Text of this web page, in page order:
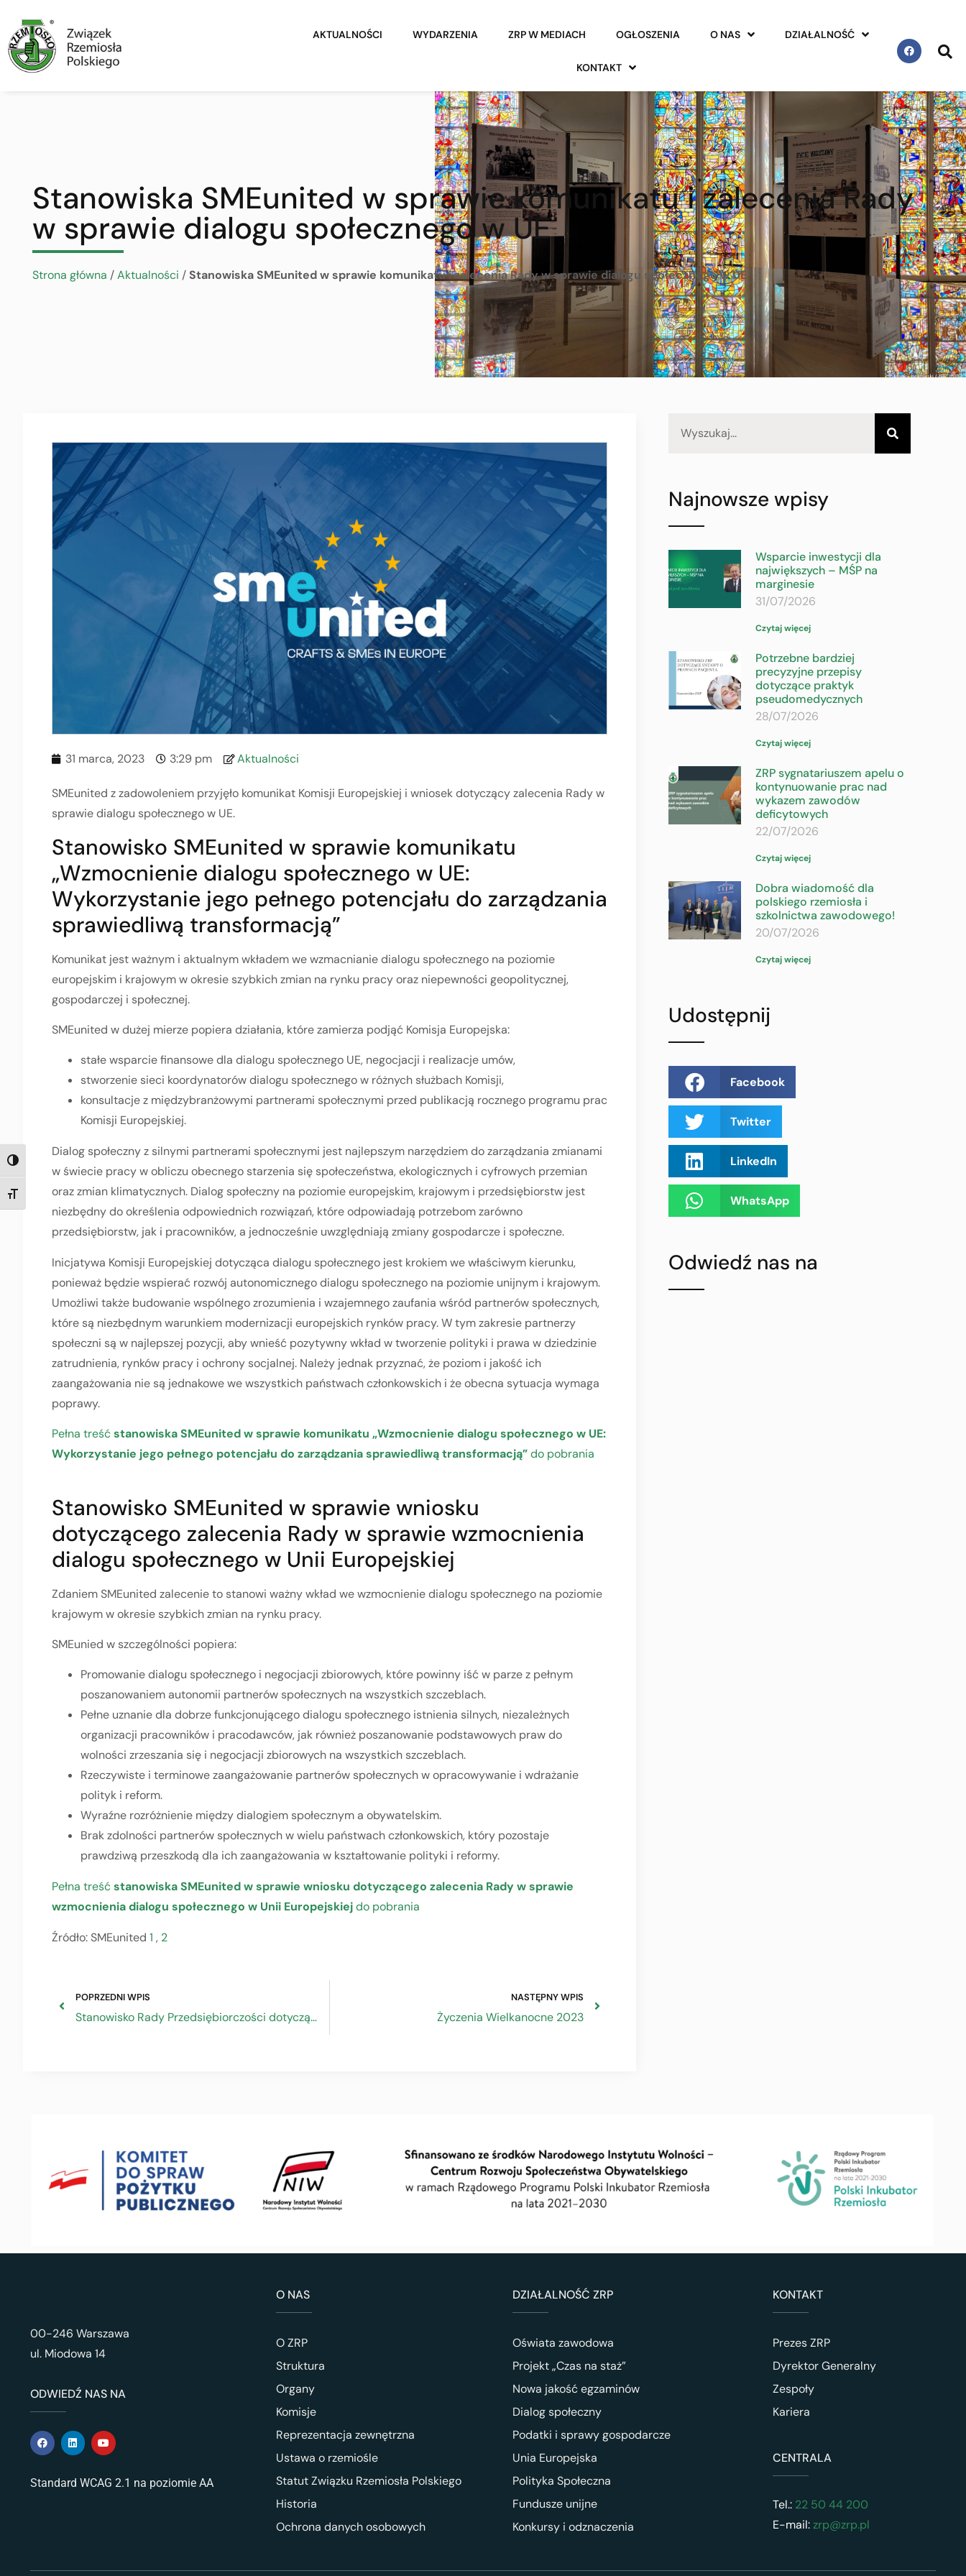
TOGGLE HIGH CONTRAST
TOGGLE FONT SIZE
AKTUALNOŚCI WYDARZENIA ZRP W MEDIACH OGŁOSZENIA O NAS DZIAŁALNOŚĆ
KONTAKT
Stanowiska SMEunited w sprawie komunikatu i zalecenia Rady
w sprawie dialogu społecznego w UE
Strona główna /Aktualności /Stanowiska SMEunited w sprawie komunikatu i zalecenia Rady w sprawie dialogu społecznego w UE
31 marca, 2023 3:29 pm Aktualności
SMEunited z zadowoleniem przyjęło komunikat Komisji Europejskiej i wniosek dotyczący zalecenia Rady w
sprawie dialogu społecznego w UE.
Stanowisko SMEunited w sprawie komunikatu
„Wzmocnienie dialogu społecznego w UE:
Wykorzystanie jego pełnego potencjału do zarządzania
sprawiedliwą transformacją”
Komunikat jest ważnym i aktualnym wkładem we wzmacnianie dialogu społecznego na poziomie
europejskim i krajowym w okresie szybkich zmian na rynku pracy oraz niepewności geopolitycznej,
gospodarczej i społecznej.
SMEunited w dużej mierze popiera działania, które zamierza podjąć Komisja Europejska:
stałe wsparcie finansowe dla dialogu społecznego UE, negocjacji i realizacje umów,
stworzenie sieci koordynatorów dialogu społecznego w różnych służbach Komisji,
konsultacje z międzybranżowymi partnerami społecznymi przed publikacją rocznego programu prac
Komisji Europejskiej.
Dialog społeczny z silnymi partnerami społecznymi jest najlepszym narzędziem do zarządzania zmianami
w świecie pracy w obliczu obecnego starzenia się społeczeństwa, ekologicznych i cyfrowych przemian
oraz zmian klimatycznych. Dialog społeczny na poziomie europejskim, krajowym i przedsiębiorstw jest
niezbędny do określenia odpowiednich rozwiązań, które odpowiadają potrzebom zarówno
przedsiębiorstw, jak i pracowników, a jednocześnie uwzględniają zmiany gospodarcze i społeczne.
Inicjatywa Komisji Europejskiej dotycząca dialogu społecznego jest krokiem we właściwym kierunku,
ponieważ będzie wspierać rozwój autonomicznego dialogu społecznego na poziomie unijnym i krajowym.
Umożliwi także budowanie wspólnego zrozumienia i wzajemnego zaufania wśród partnerów społecznych,
które są niezbędnym warunkiem modernizacji europejskich rynków pracy. W tym zakresie partnerzy
społeczni są w najlepszej pozycji, aby wnieść pozytywny wkład w tworzenie polityki i prawa w dziedzinie
zatrudnienia, rynków pracy i ochrony socjalnej. Należy jednak przyznać, że poziom i jakość ich
zaangażowania nie są jednakowe we wszystkich państwach członkowskich i że obecna sytuacja wymaga
poprawy.
Pełna treśćstanowiska SMEunited w sprawie komunikatu „Wzmocnienie dialogu społecznego w UE:
Wykorzystanie jego pełnego potencjału do zarządzania sprawiedliwą transformacją”do pobrania
Stanowisko SMEunited w sprawie wniosku
dotyczącego zalecenia Rady w sprawie wzmocnienia
dialogu społecznego w Unii Europejskiej
Zdaniem SMEunited zalecenie to stanowi ważny wkład we wzmocnienie dialogu społecznego na poziomie
krajowym w okresie szybkich zmian na rynku pracy.
SMEunied w szczególności popiera:
Promowanie dialogu społecznego i negocjacji zbiorowych, które powinny iść w parze z pełnym
poszanowaniem autonomii partnerów społecznych na wszystkich szczeblach.
Pełne uznanie dla dobrze funkcjonującego dialogu społecznego istnienia silnych, niezależnych
organizacji pracowników i pracodawców, jak również poszanowanie podstawowych praw do
wolności zrzeszania się i negocjacji zbiorowych na wszystkich szczeblach.
Rzeczywiste i terminowe zaangażowanie partnerów społecznych w opracowywanie i wdrażanie
polityk i reform.
Wyraźne rozróżnienie między dialogiem społecznym a obywatelskim.
Brak zdolności partnerów społecznych w wielu państwach członkowskich, który pozostaje
prawdziwą przeszkodą dla ich zaangażowania w kształtowanie polityki i reformy.
Pełna treśćstanowiska SMEunited w sprawie wniosku dotyczącego zalecenia Rady w sprawie
wzmocnienia dialogu społecznego w Unii Europejskiejdo pobrania
Źródło: SMEunited 1 , 2
POPRZEDNI WPIS
Stanowisko Rady Przedsiębiorczości dotyczące zmian w ustawie o ochronie konkurencji i konsumentów
NASTĘPNY WPIS
Życzenia Wielkanocne 2023
Najnowsze wpisy
Wsparcie inwestycji dla
największych – MŚP na
marginesie
31/07/2026
Czytaj więcej
Potrzebne bardziej
precyzyjne przepisy
dotyczące praktyk
pseudomedycznych
28/07/2026
Czytaj więcej
ZRP sygnatariuszem apelu o
kontynuowanie prac nad
wykazem zawodów
deficytowych
22/07/2026
Czytaj więcej
Dobra wiadomość dla
polskiego rzemiosła i
szkolnictwa zawodowego!
20/07/2026
Czytaj więcej
Udostępnij
Facebook
Twitter
LinkedIn
WhatsApp
Odwiedź nas na
00-246 Warszawa
ul. Miodowa 14
ODWIEDŹ NAS NA
Standard WCAG 2.1 na poziomie AA
O NAS
O ZRP
Struktura
Organy
Komisje
Reprezentacja zewnętrzna
Ustawa o rzemiośle
Statut Związku Rzemiosła Polskiego
Historia
Ochrona danych osobowych
DZIAŁALNOŚĆ ZRP
Oświata zawodowa
Projekt „Czas na staż”
Nowa jakość egzaminów
Dialog społeczny
Podatki i sprawy gospodarcze
Unia Europejska
Polityka Społeczna
Fundusze unijne
Konkursy i odznaczenia
KONTAKT
Prezes ZRP
Dyrektor Generalny
Zespoły
Kariera
CENTRALA
Tel.:22 50 44 200
E-mail:zrp@zrp.pl